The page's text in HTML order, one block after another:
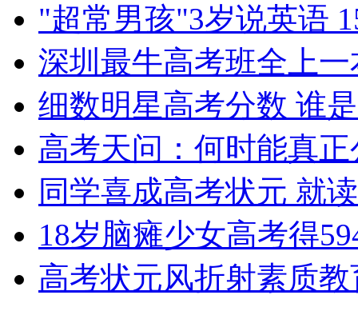
女孩北京地铁殴打老人 痛下狠手拳打脚踢
无痛分娩是否安全 医生回应
外交部：反对强权政治霸凌主义
安徽一实载49人客车翻车
"超常男孩"3岁说英语
深圳最牛高考班全上
细数明星高考分数 谁
高考天问：何时能真
同学喜成高考状元 就
18岁脑瘫少女高考得
高考状元风折射素质